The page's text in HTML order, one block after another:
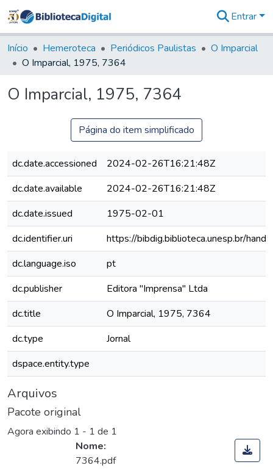
&
Coleções
Tudo na
Digital
Entrar
Início Hemeroteca Periódicos Paulistas
O Imparcial
O Imparcial, 1975, 7364
O Imparcial, 1975, 7364
Página do item simplificado
dc.date.accessioned
2024-02-26T16:21:48Z
dc.date.available
2024-02-26T16:21:48Z
dc.date.issued
1975-02-01
dc.identifier.uri
https://bibdig.biblioteca.unesp.br/
dc.language.iso
pt
dc.publisher
Editora "Imprensa" Ltda
dc.title
O Imparcial, 1975, 7364
dc.type
Jornal
dspace.entity.type
Arquivos
Pacote original
Agora exibindo 1 - 1 de 1
Nome:
7364.pdf